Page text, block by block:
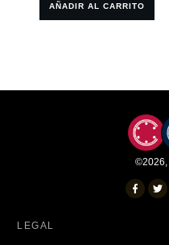
AÑADIR AL CARRITO
©2026,
LEGAL